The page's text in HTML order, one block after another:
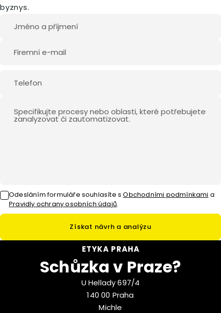
byznys.
Odesláním formuláře souhlasíte s Obchodními podmínkami a
Pravidly ochrany osobních údajů.
Získat návrh a analýzu
ETYKA PRAHA
Schůzka v Praze?
U Hellady 697/4
140 00 Praha
Michle